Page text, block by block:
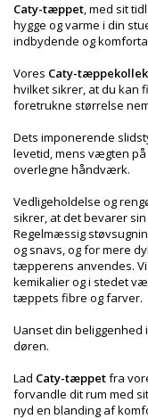
Caty-tæppet, med sit
hygge og varme i din
indbydende og
Vores Caty-
hvilket sikrer, at du kan
foretrukne størrelse
Dets imponerende
levetid, mens vægten på
overlegne håndværk.
Vedligeholdelse og
sikrer, at det bevarer
Regelmæssig
og snavs, og for mere
tæpperens anvendes.
kemikalier og i stedet
tæppets fibre og farver.
Uanset din beliggenhed
døren.
Lad Caty-tæppetfra
forvandle dit rum med
nyd en blanding af